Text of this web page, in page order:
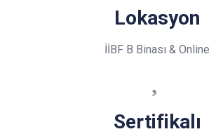
Lokasyon
İİBF B Binası & Online
Sertifikalı